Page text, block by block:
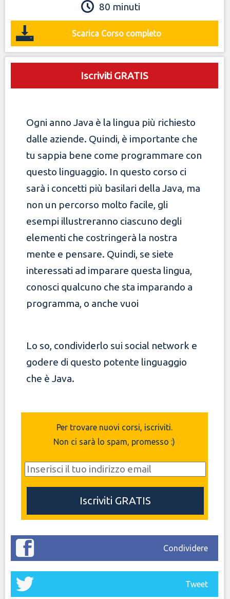
80 minuti
Scarica Corso completo
Iscriviti GRATIS
Ogni anno Java è la lingua più richiesto
dalle aziende. Quindi, è importante che
tu sappia bene come programmare con
questo linguaggio. In questo corso ci
sarà i concetti più basilari della Java, ma
non un percorso molto facile, gli
esempi illustreranno ciascuno degli
elementi che costringerà la nostra
mente e pensare. Quindi, se siete
interessati ad imparare questa lingua,
conosci qualcuno che sta imparando a
programma, o anche vuoi
Lo so, condividerlo sui social network e
godere di questo potente linguaggio
che è Java.
Per trovare nuovi corsi, iscriviti.
Non ci sarà lo spam, promesso :)
Condividere
Tweet